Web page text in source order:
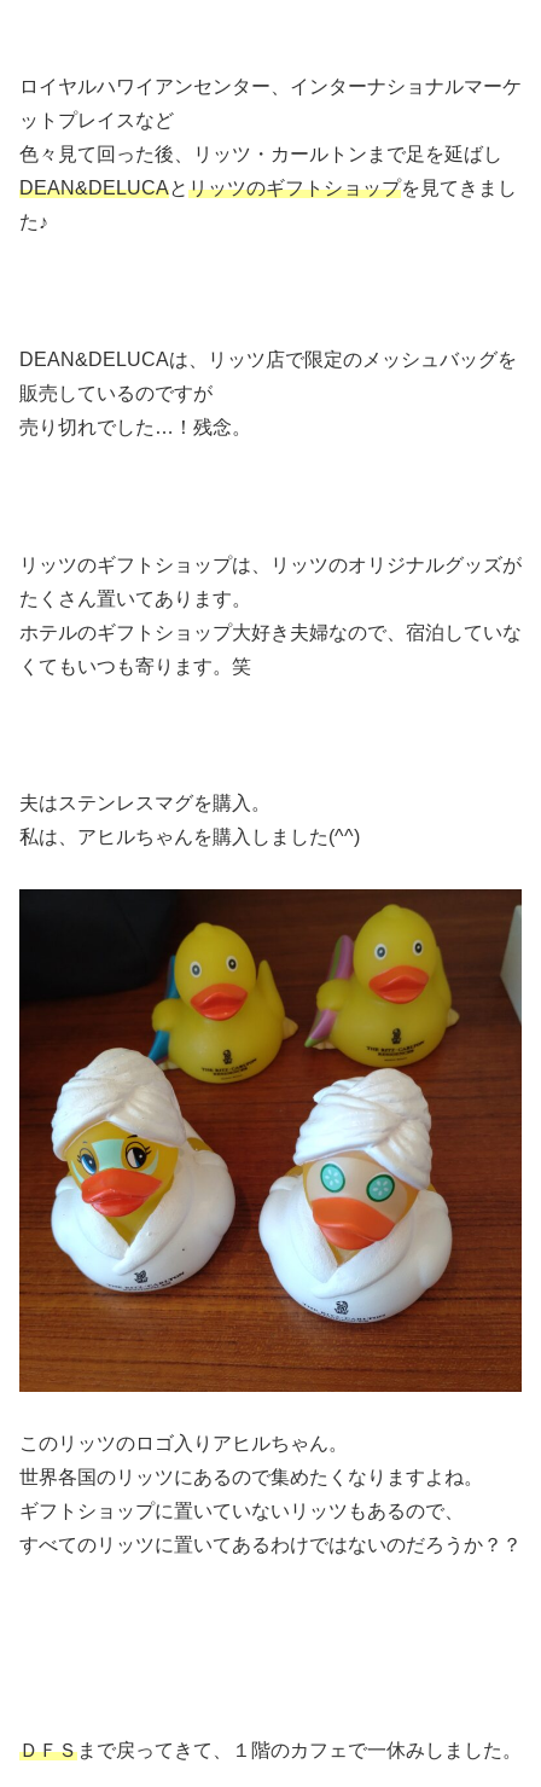
ロイヤルハワイアンセンター、インターナショナルマーケ
ットプレイスなど
色々見て回った後、リッツ・カールトンまで足を延ばし
DEAN&DELUCAとリッツのギフトショップを見てきまし
た♪
DEAN&DELUCAは、リッツ店で限定のメッシュバッグを
販売しているのですが
売り切れでした…！残念。
リッツのギフトショップは、リッツのオリジナルグッズが
たくさん置いてあります。
ホテルのギフトショップ大好き夫婦なので、宿泊していな
くてもいつも寄ります。笑
夫はステンレスマグを購入。
私は、アヒルちゃんを購入しました(^^)
このリッツのロゴ入りアヒルちゃん。
世界各国のリッツにあるので集めたくなりますよね。
ギフトショップに置いていないリッツもあるので、
すべてのリッツに置いてあるわけではないのだろうか？？
ＤＦＳまで戻ってきて、１階のカフェで一休みしました。